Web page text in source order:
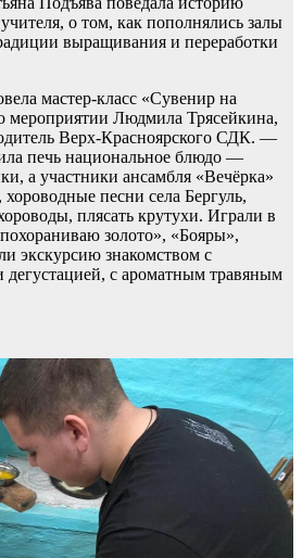
о том, как пополнялись залы
выращивания и переработки
мастер-класс «Сувенир на
мероприятии Людмила Трясейкина,
Верх-Красноярского СДК. —
печь национальное блюдо —
а участники ансамбля «Вечёрка»
песни села Бергуль,
плясать крутухи. Играли в
золото», «Бояры»,
экскурсию знакомством с
с ароматным травяным